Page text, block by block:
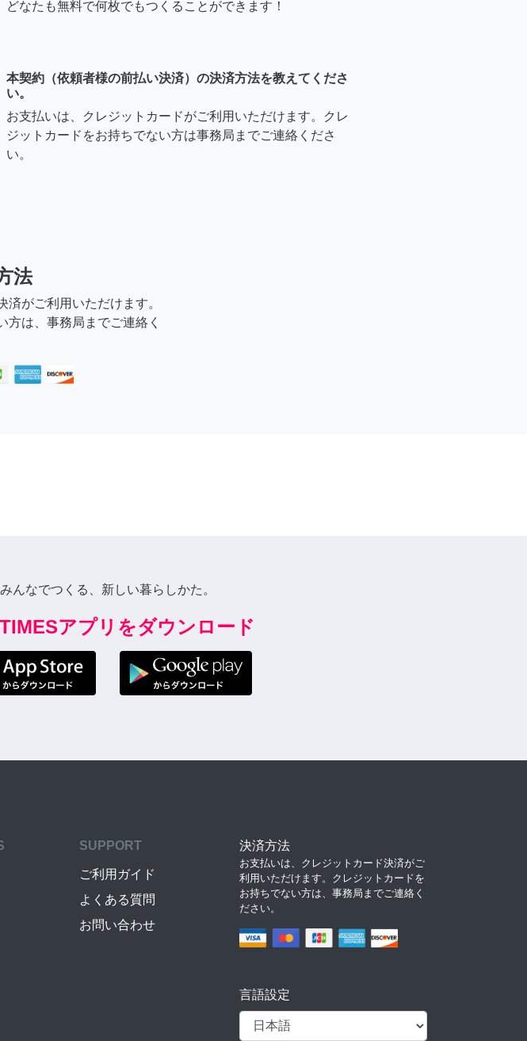
どなたも無料で何枚でもつくることができます！
本契約（依頼者様の前払い決済）の決済方法を教えてくださ
い。
お支払いは、クレジットカードがご利用いただけます。クレ
ジットカードをお持ちでない方は事務局までご連絡くださ
い。
法
がご利用いただけます。
方は、事務局までご連絡く
みんなでつくる、新しい暮らしかた。
アプリをダウンロード
SUPPORT
ご利用ガイド
よくある質問
お問い合わせ
決済方法
お支払いは、クレジットカード決済がご
利用いただけます。クレジットカードを
お持ちでない方は、事務局までご連絡く
ださい。
言語設定